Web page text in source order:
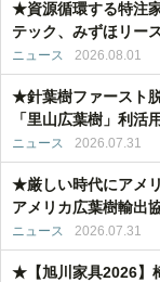
★資源循環する特注
テック、みずほリー
ニュース 2026.08.01
★針葉樹ファースト
「里山広葉樹」利活
ニュース 2026.07.31
★厳しい時代にアメ
アメリカ広葉樹輸出
ニュース 2026.07.31
★【旭川家具2026】